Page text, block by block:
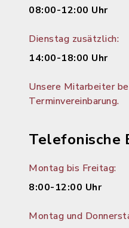
08:00-12:00 Uhr
Dienstag zusätzlich:
14:00-18:00 Uhr
Unsere Mitarbeiter
Terminvereinbarung.
Telefonische
Montag bis Freitag:
8:00-12:00 Uhr
Montag und